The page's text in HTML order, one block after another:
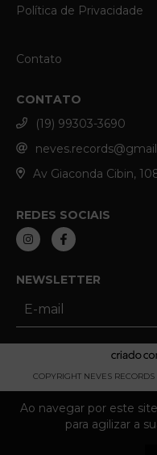
Ao navegar por este site
para agilizar a
Política de Privacidade
Contato
CONTATO
(19) 99303-3690
Av Giaconda Cibin,
REDES SOCIAIS
NEWSLETTER
COPYRIGHT NEVES